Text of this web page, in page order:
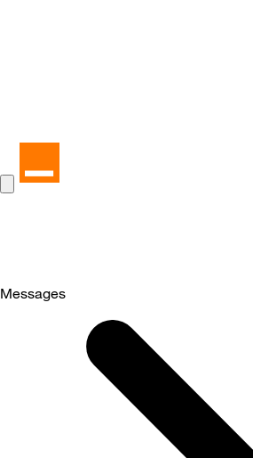
Messages